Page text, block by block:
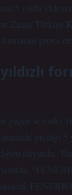
5 yıldız
Ziraat Türkiye
prova etti.
geçen sezonki
giydiği 5
duyurdu.